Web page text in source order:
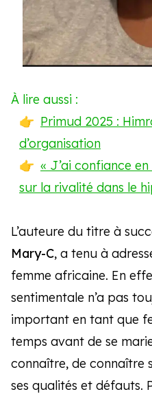
L’auteure du titre à
Mary-C, a tenu à
femme africaine. En
sentimentale n’a pas
important en tant que
temps avant de se
connaître, de connaître
ses qualités et défauts.
À lire aussi :
Primud 2025 :
d’organisation
« J’ai confiance
sur la rivalité dans le